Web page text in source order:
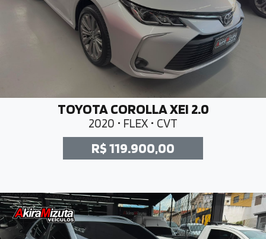
TOYOTA COROLLA XEI 2.0
2020 • FLEX • CVT
R$ 119.900,00